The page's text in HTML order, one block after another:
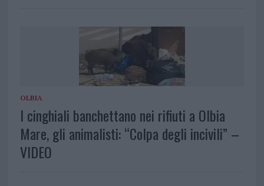
OLBIA
I cinghiali banchettano nei rifiuti a Olbia
Mare, gli animalisti: “Colpa degli incivili” –
VIDEO